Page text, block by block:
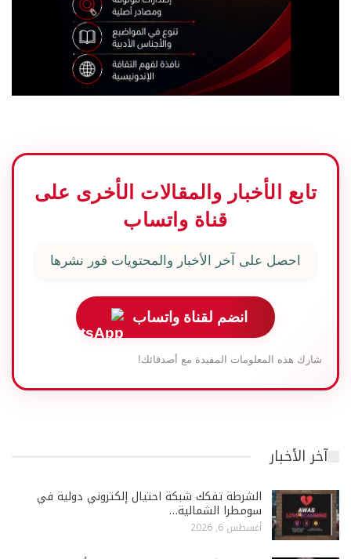
تابع الأخبار والمقالات الأخرى على
قناة واتساب
احصل على آخر الأخبار والمحتويات فور نشرها
انضم لقناة واتساب
شارك هذه المعلومات المفيدة مع أصدقائك!
آخر الأخبار
الشرطة تفكك شبكة احتيال إلكتروني دولية في
سومطرا الشمالية…
أغسطس 6, 2026